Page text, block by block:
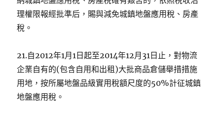
理權限報經批準后，賜與減免城鎮地盤應用稅、房產
稅。
21.自2012年1月1日起至2014年12月31日止，對物流
企業自有的(包含自用和出租)大批商品倉儲舉措措施
用地，按所屬地盤品級實用稅額尺度的50%計征城鎮
地盤應用稅。